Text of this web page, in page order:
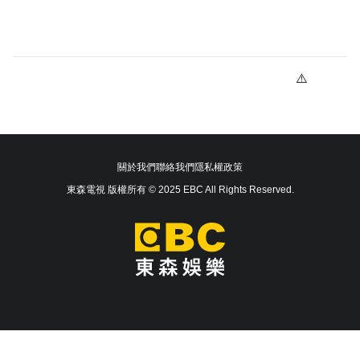
關於我們聯絡我們隱私權政策
東森電視 版權所有 © 2025 EBC All Rights Reserved.